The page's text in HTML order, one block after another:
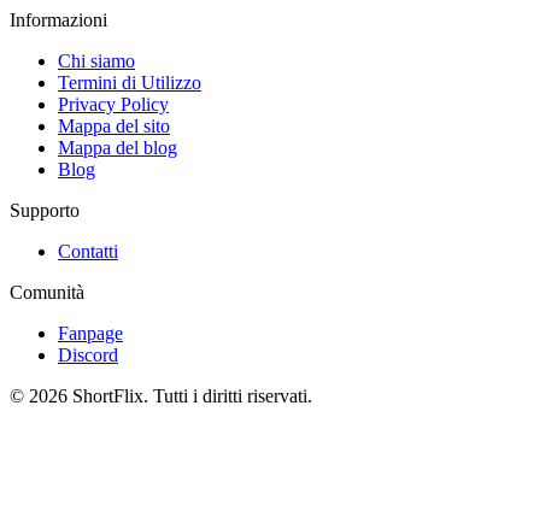
Informazioni
Chi siamo
Termini di Utilizzo
Privacy Policy
Mappa del sito
Mappa del blog
Blog
Supporto
Contatti
Comunità
Fanpage
Discord
© 2026 ShortFlix. Tutti i diritti riservati.